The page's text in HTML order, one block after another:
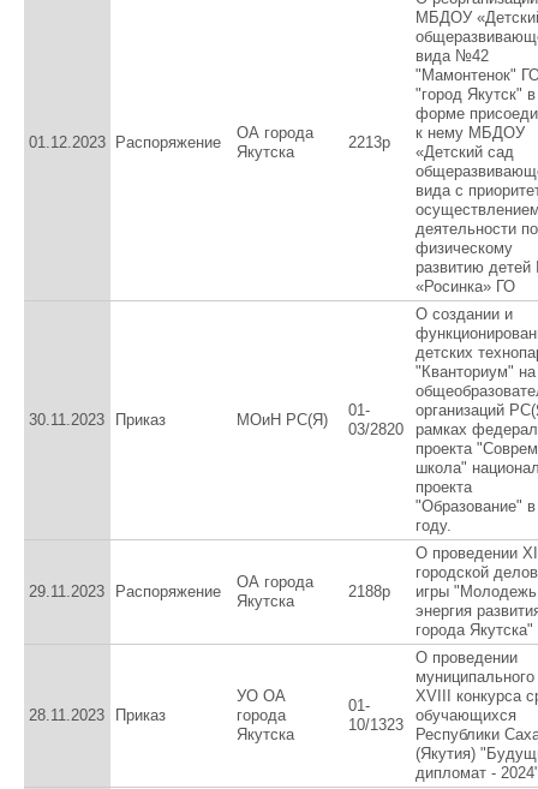
01.12.2023 Распоряжение
ОА города
Якутска
2213р
МБДОУ
вида №42
"Мамонтенок"
"город Якутск" в
форме
к нему МБДОУ
«Детский сад
вида с
деятельности по
физическому
развитию
«Росинка» ГО
30.11.2023 Приказ МОиН РС(Я)
01-
03/2820
О создании и
детских
"Кванториум" на
организаций
рамках
проекта
школа"
проекта
"Образование"
году.
29.11.2023 Распоряжение
ОА города
Якутска
2188р
О проведении XI
городской
игры
энергия
города Якутска"
28.11.2023 Приказ
УО ОА
города
Якутска
01-
10/1323
О проведении
муниципального
XVIII конкурса
обучающихся
Республики
(Якутия)
дипломат -